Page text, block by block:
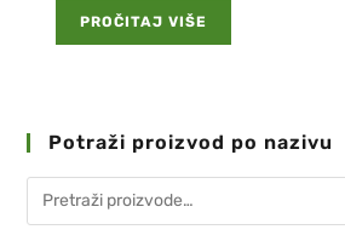
PROČITAJ VIŠE
Potraži proizvod po nazivu